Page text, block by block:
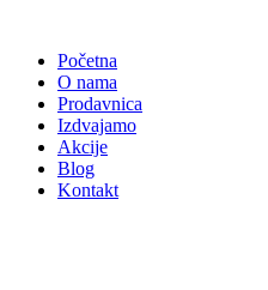
sadržajPočetna
O nama
Prodavnica
Izdvajamo
Akcije
Blog
Kontakt